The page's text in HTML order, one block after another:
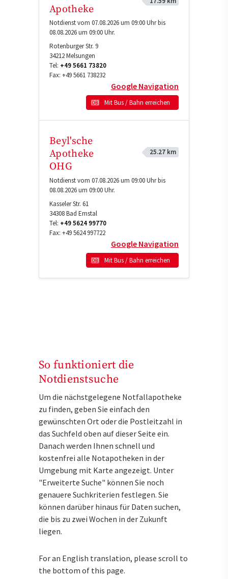
Apotheke
Notdienst vom 07.08.2026 um 09:00 Uhr bis
08.08.2026 um 09:00 Uhr.
Rotenburger Str. 9
34212Melsungen
Tel: +49 5661 73820
Fax: +49 5661 738232
Google Navigation
Mit Bus / Bahn erreichen
Beyl'sche
Apotheke
OHG
25.27 km
Notdienst vom 07.08.2026 um 09:00 Uhr bis
08.08.2026 um 09:00 Uhr.
Kasseler Str. 61
34308Bad Emstal
Tel: +49 5624 99770
Fax: +49 5624 997722
Google Navigation
Mit Bus / Bahn erreichen
So funktioniert die
Notdienstsuche
Um die nächstgelegene Notfallapotheke
zu finden, geben Sie einfach den
gewünschten Ort oder die Postleitzahl in
das Suchfeld oben auf dieser Seite ein.
Danach werden Ihnen schnell und
kostenfrei alle Notapotheken in der
Umgebung mit Karte angezeigt. Unter
"Erweiterte Suche" können Sie noch
genauere Suchkriterien festlegen. Sie
können darüber hinaus für Daten suchen,
die bis zu zwei Wochen in der Zukunft
liegen.
For an English translation, please scroll to
the bottom of this page.